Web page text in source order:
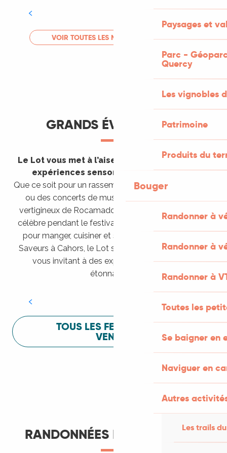
Paysages et
Parc -
Quercy
Les vignobles
Patrimoine
Produits du
Bouger
Randonner à
Randonner à
Randonner à
Toutes les
Se baigner en
Naviguer en
Autres
Les trails
LIRE LA SUITE
VOIR TOUTES LES MANIFESTATIONS
GRANDS ÉVÈNEMENTS
Le Lot vous met à l’aise en vous invitant à des
expériences sensorielles étonnantes !
Que ce soit pour un rassemblement de montgolfières
ou des concerts de musique sacrée dans le site
vertigineux de Rocamadour, pour écouter un opéra
célèbre pendant le festival de Saint-Céré ou encore
pour manger, cuisiner et s’amuser pendant Lot of
Saveurs à Cahors, le Lot sait vous mettre à l’aise en
vous invitant à des expériences sensorielles
étonnantes !
Festival Lot of Saveurs
TOUS LES FESTIVALS À
VENIR
RANDONNÉES ET ITINÉRANCE